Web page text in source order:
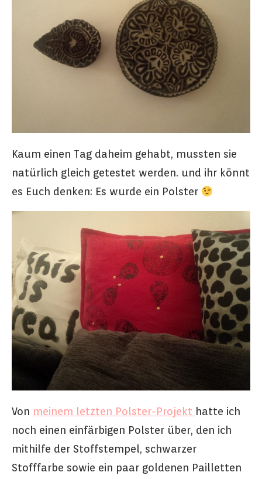
Kaum einen Tag daheim gehabt, mussten sie
natürlich gleich getestet werden. und ihr könnt
es Euch denken: Es wurde ein Polster
Von meinem letzten Polster-Projekt hatte ich
noch einen einfärbigen Polster über, den ich
mithilfe der Stoffstempel, schwarzer
Stofffarbe sowie ein paar goldenen Pailletten